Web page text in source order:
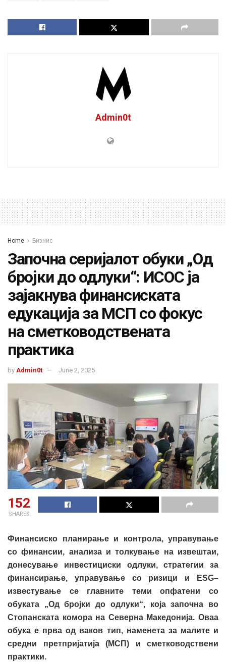
Admin0t
Home Бизнис
Започна серијалот обуки „Од
бројки до одлуки“: ИСОС ја
зајакнува финансиската
едукација за МСП со фокус
на сметководствената
практика
by Admin0t June 2, 2025
152
SHARES
Финансиско планирање и контрола, управување
со финансии, анализа и толкување на извештаи,
донесување инвестициски одлуки, стратегии за
финансирање, управување со ризици и ESG–
известување се главните теми опфатени со
обуката „Од бројки до одлуки“, која започна во
Стопанската комора на Северна Македонија. Оваа
обука е прва од ваков тип, наменета за малите и
средни претпријатија (МСП) и сметководствени
практики.